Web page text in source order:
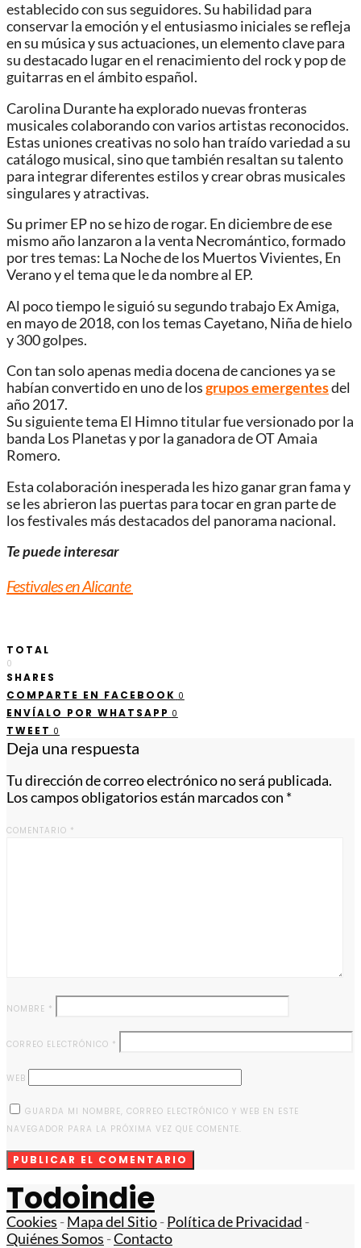
establecido con sus seguidores. Su habilidad para
conservar la emoción y el entusiasmo iniciales se refleja
en su música y sus actuaciones, un elemento clave para
su destacado lugar en el renacimiento del rock y pop de
guitarras en el ámbito español.
Carolina Durante ha explorado nuevas fronteras
musicales colaborando con varios artistas reconocidos.
Estas uniones creativas no solo han traído variedad a su
catálogo musical, sino que también resaltan su talento
para integrar diferentes estilos y crear obras musicales
singulares y atractivas.
Su primer EP no se hizo de rogar. En diciembre de ese
mismo año lanzaron a la venta Necromántico, formado
por tres temas: La Noche de los Muertos Vivientes, En
Verano y el tema que le da nombre al EP.
Al poco tiempo le siguió su segundo trabajo Ex Amiga,
en mayo de 2018, con los temas Cayetano, Niña de hielo
y 300 golpes.
Con tan solo apenas media docena de canciones ya se
habían convertido en uno de losgrupos emergentesdel
año 2017.
Su siguiente tema El Himno titular fue versionado por la
banda Los Planetas y por la ganadora de OT Amaia
Romero.
Esta colaboración inesperada les hizo ganar gran fama y
se les abrieron las puertas para tocar en gran parte de
los festivales más destacados del panorama nacional.
Te puede interesar
Festivales en Alicante
TOTAL
0
SHARES
COMPARTE EN FACEBOOK 0
ENVÍALO POR WHATSAPP 0
TWEET 0
Deja una respuesta
Tu dirección de correo electrónico no será publicada.
Los campos obligatorios están marcados con *
COMENTARIO *
NOMBRE *
CORREO ELECTRÓNICO *
WEB
GUARDA MI NOMBRE, CORREO ELECTRÓNICO Y WEB EN ESTE
NAVEGADOR PARA LA PRÓXIMA VEZ QUE COMENTE.
Todoindie
Cookies -Mapa del Sitio-Política de Privacidad -
Quiénes Somos -Contacto